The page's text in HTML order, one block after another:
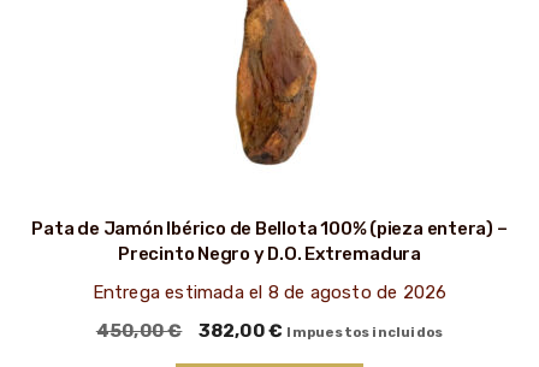
Pata de Jamón Ibérico de Bellota 100% (pieza entera) –
Precinto Negro y D.O. Extremadura
Entrega estimada el 8 de agosto de 2026
450,00€
El
382,00€ El
Impuestos incluidos